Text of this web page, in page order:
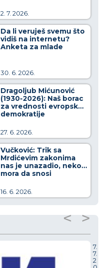
2. 7. 2026.
Da li veruješ svemu što
vidiš na internetu?
Anketa za mlade
30. 6. 2026.
Dragoljub Mićunović
(1930-2026): Naš borac
za vrednosti evropske
demokratije
27. 6. 2026.
Vučković: Trik sa
Mrdićevim zakonima
nas je unazadio, neko
mora da snosi
16. 6. 2026.
7.
7.
2
< >